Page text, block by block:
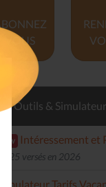
VOUS
Outils &
new Intéressement et
2025 versés en 2026
Simulateur Tarifs